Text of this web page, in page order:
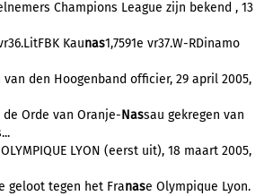
Champions League zijn bekend , 13
Kaunas1,7591e vr37.W-RDinamo
van den Hoogenband officier, 29 april 2005,
Orde van Oranje-Nassau gekregen van
LYON (eerst uit), 18 maart 2005,
geloot tegen het Franase Olympique Lyon.